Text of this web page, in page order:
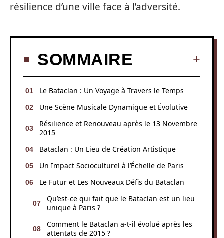
résilience d’une ville face à l’adversité.
SOMMAIRE
Le Bataclan : Un Voyage à Travers le Temps
Une Scène Musicale Dynamique et Évolutive
Résilience et Renouveau après le 13 Novembre
2015
Bataclan : Un Lieu de Création Artistique
Un Impact Socioculturel à l’Échelle de Paris
Le Futur et Les Nouveaux Défis du Bataclan
Qu’est-ce qui fait que le Bataclan est un lieu
unique à Paris ?
Comment le Bataclan a-t-il évolué après les
attentats de 2015 ?